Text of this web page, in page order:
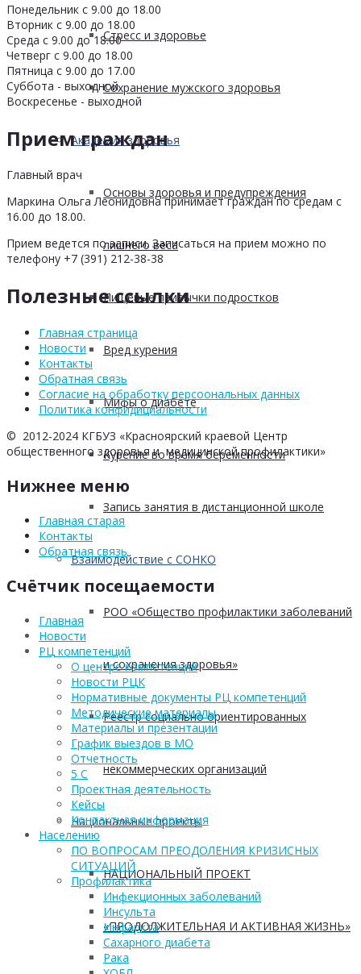
Стресс и здоровье
Сохранение мужского здоровья
Академия здоровья
Основы здоровья и предупреждения
лишнего веса
Пищевые привычки подростков
Вред курения
Мифы о диабете
Курение во время беременности
Запись занятия в дистанционной школе
Взаимодействие с СОНКО
РОО «Общество профилактики заболеваний
и сохранения здоровья»
Реестр социально ориентированных
некоммерческих организаций
Национальные проекты
НАЦИОНАЛЬНЫЙ ПРОЕКТ
«ПРОДОЛЖИТЕЛЬНАЯ И АКТИВНАЯ ЖИЗНЬ»
Понедельник с 9.00 до 18.00
Вторник с 9.00 до 18.00
Среда с 9.00 до 18.00
Четверг с 9.00 до 18.00
Пятница с 9.00 до 17.00
Суббота - выходной
Воскресенье - выходной
Прием граждан
Главный врач
Маркина Ольга Леонидовна принимает граждан по средам с
16.00 до 18.00.
Прием ведется по записи. Записаться на прием можно по
телефону +7 (391) 212-38-38
Полезные ссылки
Главная страница
Новости
Контакты
Обратная связь
Согласие на обработку персоональных данных
Политика конфидициальности
© 2012-2024 КГБУЗ «Красноярский краевой Центр
общественного здоровья и медицинской профилактики»
Нижнее меню
Главная старая
Контакты
Обратная связь
Счётчик посещаемости
Главная
Новости
РЦ компетенций
О центре компетенций
Новости РЦК
Нормативные документы РЦ компетенций
Методические материалы
Материалы и презентации
График выездов в МО
Отчетность
5 С
Проектная деятельность
Кейсы
Контактная информация
Населению
ПО ВОПРОСАМ ПРЕОДОЛЕНИЯ КРИЗИСНЫХ
СИТУАЦИЙ
Профилактика
Инфекционных заболеваний
Инсульта
Инфаркта
Сахарного диабета
Рака